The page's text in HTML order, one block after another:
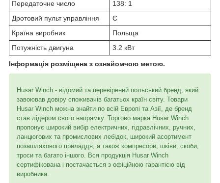
Передаточне число
138: 1
Дротовий пульт управління
Є
Країна виробник
Польща
Потужність двигуна
3.2 кВт
Інформація розміщена з ознайомчою метою.
Husar Winch - відомий та перевірений польський бренд, який
завоював довіру споживачів багатьох країн світу. Товари
Husar Winch можна знайти по всій Европі та Азії, де бренд
став лідером свого напрямку. Торгово марка Husar Winch
пропонує широкий вибір електричних, гідравлічних, ручних,
ланцюгових та промислових лебідок, широкий асортимент
позашляхового приладдя, а також компресори, шківи, скоби,
троси та багато іншого. Вся продукція Husar Winch
сертифікована і постачається з офіційною гарантією від
виробника.